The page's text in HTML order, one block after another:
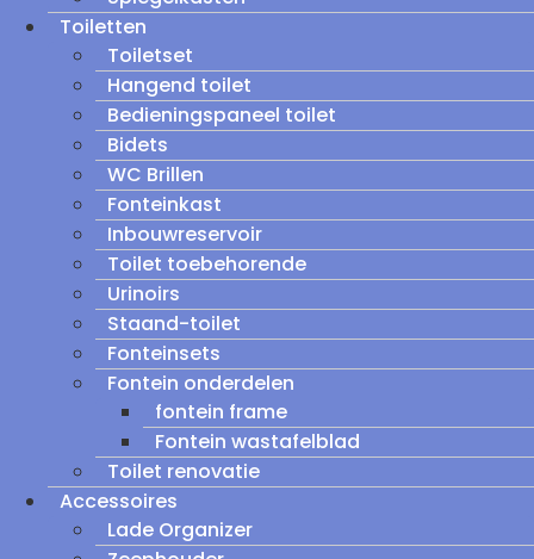
Toiletten
Toiletset
Hangend toilet
Bedieningspaneel toilet
Bidets
WC Brillen
Fonteinkast
Inbouwreservoir
Toilet toebehorende
Urinoirs
Staand-toilet
Fonteinsets
Fontein onderdelen
fontein frame
Fontein wastafelblad
Toilet renovatie
Accessoires
Lade Organizer